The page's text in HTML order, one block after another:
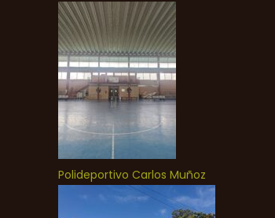
Polideportivo Carlos Muñoz